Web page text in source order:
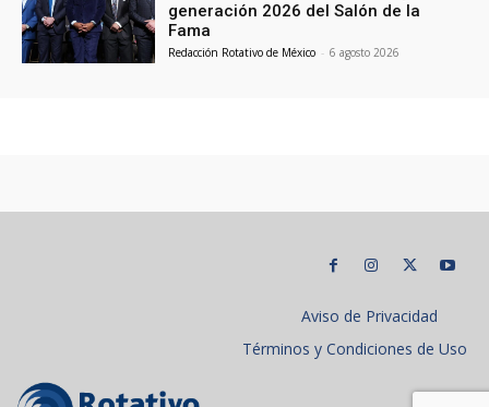
generación 2026 del Salón de la
Fama
Redacción Rotativo de México - 6 agosto 2026
Aviso de Privacidad
Términos y Condiciones de Uso